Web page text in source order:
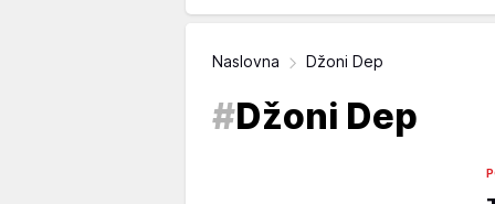
Naslovna Džoni Dep
#Džoni Dep